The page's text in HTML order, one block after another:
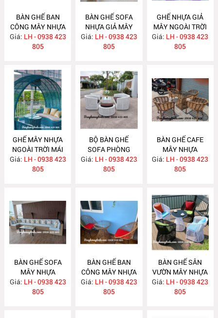
BÀN GHẾ BAN
CÔNG MÂY NHỰA
NH294
Giá: LH - 0938 423
805
BÀN GHẾ SOFA
NHỰA GIẢ MÂY
NGOÀI TRỜI
NH293
Giá: LH - 0938 423
805
GHẾ NHỰA GIẢ
MÂY NGOÀI TRỜI
CÓ MÁI CHE
NH292
Giá: LH - 0938 423
805
GHẾ MÂY NHỰA
NGOÀI TRỜI MÁI
VÒM NH291
Giá: LH - 0938 423
805
BỘ BÀN GHẾ
SOFA PHÒNG
KHÁCH MÂY
NHỰA NH284
Giá: LH - 0938 423
805
BÀN GHẾ CAFE
MÂY NHỰA
NGOÀI TRỜI
NH283
Giá: LH - 0938 423
805
BÀN GHẾ SOFA
MÂY NHỰA
NGOÀI TRỜI
NH282
Giá: LH - 0938 423
805
BÀN GHẾ BAN
CÔNG MÂY NHỰA
GIÁ RẺ NH281
Giá: LH - 0938 423
805
BÀN GHẾ SÂN
VƯỜN MÂY NHỰA
NH280
Giá: LH - 0938 423
805